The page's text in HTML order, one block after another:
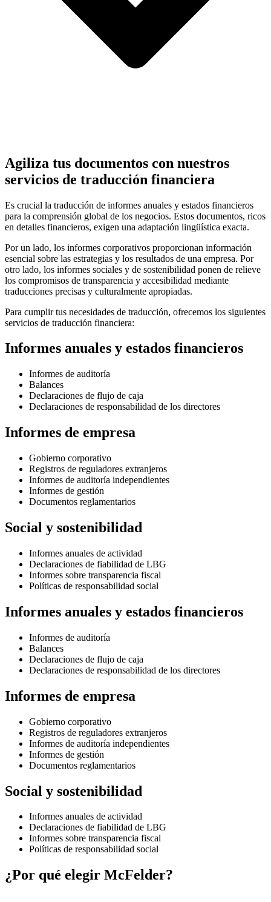
Agiliza tus documentos con nuestros
servicios de traducción financiera
Es crucial la traducción de informes anuales y estados financieros
para la comprensión global de los negocios. Estos documentos, ricos
en detalles financieros, exigen una adaptación lingüística exacta.
Por un lado, los informes corporativos proporcionan información
esencial sobre las estrategias y los resultados de una empresa. Por
otro lado, los informes sociales y de sostenibilidad ponen de relieve
los compromisos de transparencia y accesibilidad mediante
traducciones precisas y culturalmente apropiadas.
Para cumplir tus necesidades de traducción, ofrecemos los siguientes
servicios de traducción financiera:
Informes anuales y estados financieros
Informes de auditoría
Balances
Declaraciones de flujo de caja
Declaraciones de responsabilidad de los directores
Informes de empresa
Gobierno corporativo
Registros de reguladores extranjeros
Informes de auditoría independientes
Informes de gestión
Documentos reglamentarios
Social y sostenibilidad
Informes anuales de actividad
Declaraciones de fiabilidad de LBG
Informes sobre transparencia fiscal
Políticas de responsabilidad social
Informes anuales y estados financieros
Informes de auditoría
Balances
Declaraciones de flujo de caja
Declaraciones de responsabilidad de los directores
Informes de empresa
Gobierno corporativo
Registros de reguladores extranjeros
Informes de auditoría independientes
Informes de gestión
Documentos reglamentarios
Social y sostenibilidad
Informes anuales de actividad
Declaraciones de fiabilidad de LBG
Informes sobre transparencia fiscal
Políticas de responsabilidad social
¿Por qué elegir McFelder?